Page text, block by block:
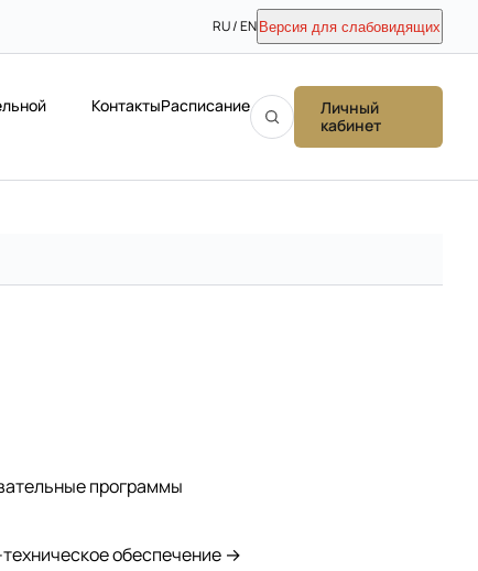
RU / EN Версия для слабовидящих
КонтактыРасписание
Личный
кабинет
программы
обеспечение →